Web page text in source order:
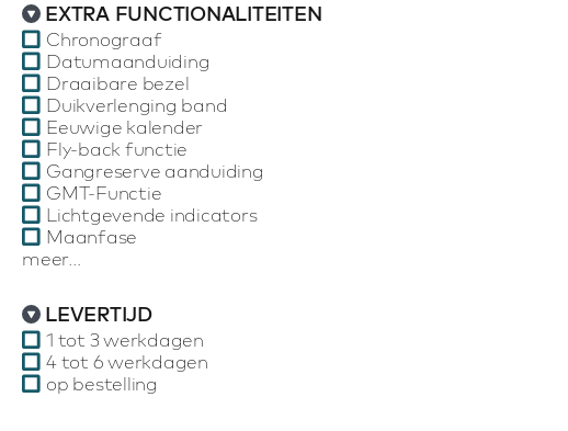
EXTRA FUNCTIONALITEITEN
Chronograaf
Datumaanduiding
Draaibare bezel
Duikverlenging band
Eeuwige kalender
Fly-back functie
Gangreserve aanduiding
GMT-Functie
Lichtgevende indicators
Maanfase
meer...
LEVERTIJD
1 tot 3 werkdagen
4 tot 6 werkdagen
op bestelling